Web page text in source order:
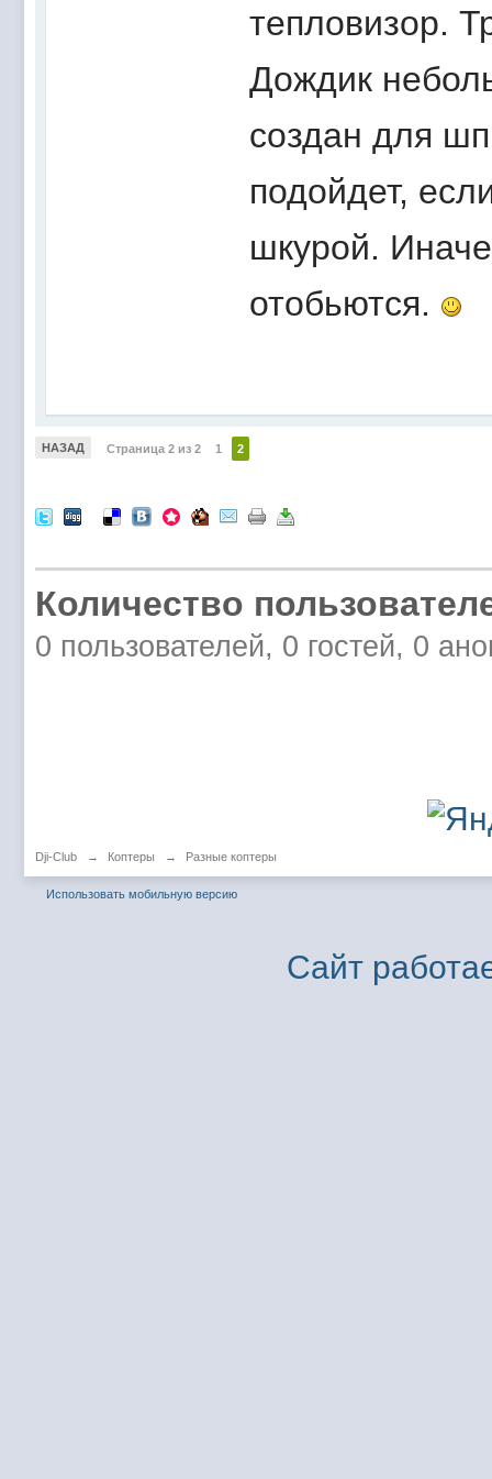
тепловизор.
Дождик
создан для
подойдет,
шкурой.
отобьются.
НАЗАД Страница 2 из 2 1 2
Количество
0 пользователей, 0 гостей, 0
Dji-Club → Коптеры → Разные коптеры
Использовать мобильную версию
Сайт